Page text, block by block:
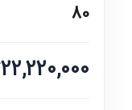
80
22,220,000تومان